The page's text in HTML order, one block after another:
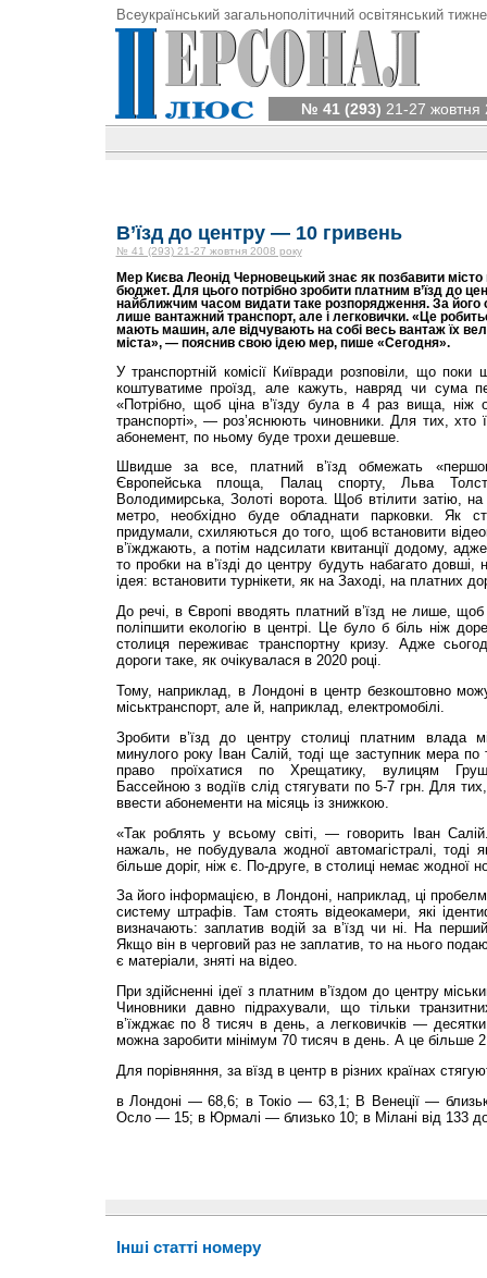
Всеукраїнський загальнополітичний освітянський
№ 41 (293) 21-27 жовтня
В’їзд до центру — 10 гривень
№ 41 (293) 21-27 жовтня 2008 року
Мер Києва Леонід Черновецький знає як позбавити місто
бюджет. Для цього потрібно зробити платним в’їзд до
найближчим часом видати таке розпорядження. За його
лише вантажний транспорт, але і легковички. «Це
мають машин, але відчувають на собі весь вантаж їх
міста», — пояснив свою ідею мер, пише «Сегодня».
У транспортній комісії Київради розповіли, що поки
коштуватиме проїзд, але кажуть, навряд чи сума
«Потрібно, щоб ціна в’їзду була в 4 раз вища, ніж
транспорті», — роз’яснюють чиновники. Для тих, хто
абонемент, по ньому буде трохи дешевше.
Швидше за все, платний в’їзд обмежать
Європейська площа, Палац спорту, Льва
Володимирська, Золоті ворота. Щоб втілити затію, на
метро, необхідно буде обладнати парковки. Як
придумали, схиляються до того, щоб встановити
в’їжджають, а потім надсилати квитанції додому,
то пробки на в’їзді до центру будуть набагато довші,
ідея: встановити турнікети, як на Заході, на платних
До речі, в Європі вводять платний в’їзд не лише,
поліпшити екологію в центрі. Це було б біль ніж
столиця переживає транспортну кризу. Адже
дороги таке, як очікувалася в 2020 році.
Тому, наприклад, в Лондоні в центр безкоштовно
міськтранспорт, але й, наприклад, електромобілі.
Зробити в’їзд до центру столиці платним влада
минулого року Іван Салій, тоді ще заступник мера по
право проїхатися по Хрещатику, вулицям
Бассейною з водіїв слід стягувати по 5-7 грн. Для
ввести абонементи на місяць із знижкою.
«Так роблять у всьому світі, — говорить Іван
нажаль, не побудувала жодної автомагістралі, тоді
більше доріг, ніж є. По-друге, в столиці немає жодної
За його інформацією, в Лондоні, наприклад, ці
систему штрафів. Там стоять відеокамери, які
визначають: заплатив водій за в’їзд чи ні. На
Якщо він в черговий раз не заплатив, то на нього
є матеріали, зняті на відео.
При здійсненні ідеї з платним в’їздом до центру
Чиновники давно підрахували, що тільки
в’їжджає по 8 тисяч в день, а легковичків —
можна заробити мінімум 70 тисяч в день. А це більше
Для порівняння, за вїзд в центр в різних країнах
в Лондоні — 68,6; в Токіо — 63,1; В Венеції —
Осло — 15; в Юрмалі — близько 10; в Мілані від 133
Інші статті номеру